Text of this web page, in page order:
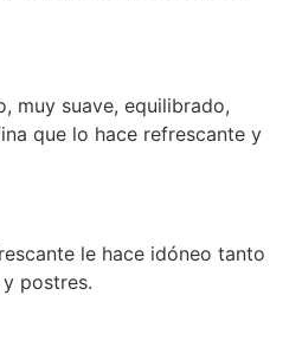
muy suave, equilibrado,
que lo hace refrescante y
le hace idóneo tanto
postres.